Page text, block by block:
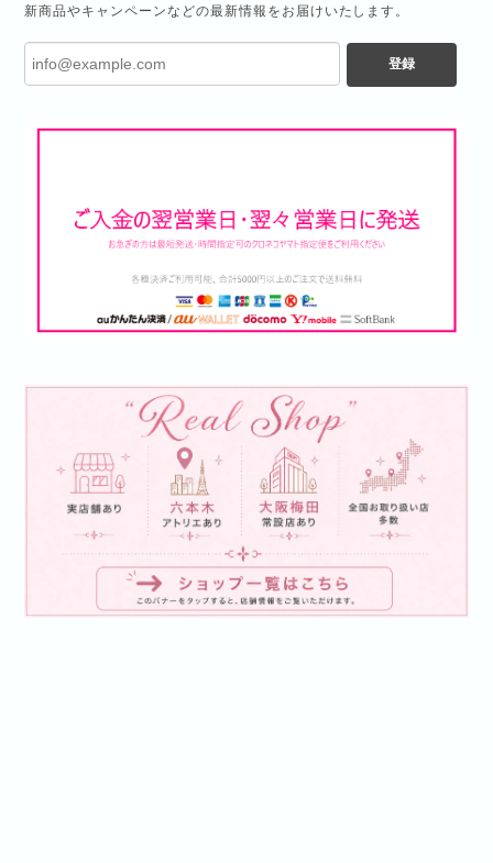
新商品やキャンペーンなどの最新情報をお届けいたします。
登録